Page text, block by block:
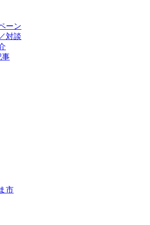
ーン
対談
事
市